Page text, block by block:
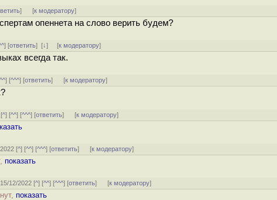
] [к модератору]
опеннета на слово верить будем?
] [ответить][↓] [к модератору]
всегда так.
^^] [^^^] [ответить] [к модератору]
^] [^^] [^^^] [ответить] [к модератору]
[^] [^^] [^^^] [ответить] [к модератору]
показать
12/2022 [^] [^^] [^^^] [ответить] [к модератору]
показать